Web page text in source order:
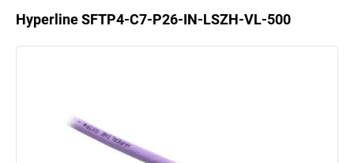
Hyperline SFTP4-C7-P26-IN-LSZH-VL-500